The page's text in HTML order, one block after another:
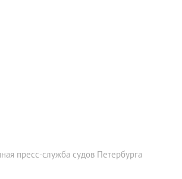
пресс-служба судов Петербурга